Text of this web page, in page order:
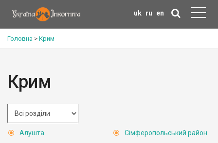
uk ru en
Головна > Крим
Крим
Алушта
Сімферопольський район